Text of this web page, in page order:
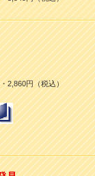
2,860円（税込）